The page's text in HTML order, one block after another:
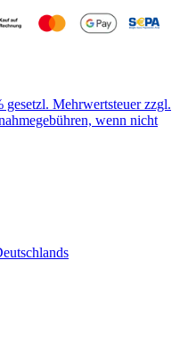
Mehrwertsteuer zzgl.
wenn nicht